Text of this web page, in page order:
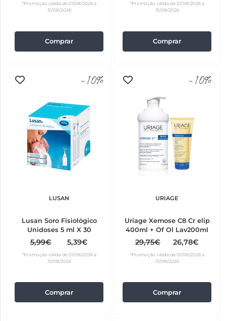
*Promoção válida de 01/08/2026 a
31/08/2026
Comprar
*Promoção válida de 01/08/2026 a
31/08/2026
Comprar
-10%
LUSAN
Lusan Soro Fisiológico
Unidoses 5 ml X 30
5,99€ 5,39€
*Promoção válida de 01/08/2026 a
31/08/2026
Comprar
-10%
URIAGE
Uriage Xemose C8 Cr elip
400ml + Of Ol Lav200ml
29,75€ 26,78€
*Promoção válida de 01/08/2026 a
31/08/2026
Comprar